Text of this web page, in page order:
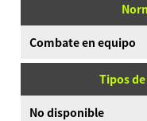
Combate en equipo
Tipos
No disponible